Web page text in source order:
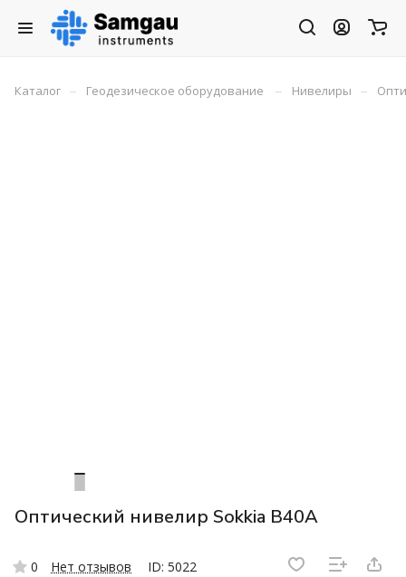
Каталог – Геодезическое оборудование – Нивелиры –
Оптический нивелир Sokkia B40A
0 Нет отзывов ID: 5022